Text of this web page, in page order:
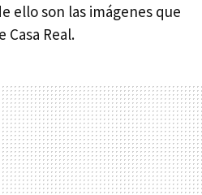
ello son las imágenes que
Real.